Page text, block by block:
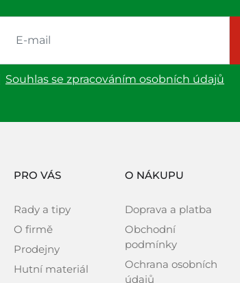
Souhlas se zpracováním osobních údajů
PRO VÁS
Rady a tipy
O firmě
Prodejny
Hutní materiál
O NÁKUPU
Doprava a platba
Obchodní
podmínky
Ochrana osobních
údajů